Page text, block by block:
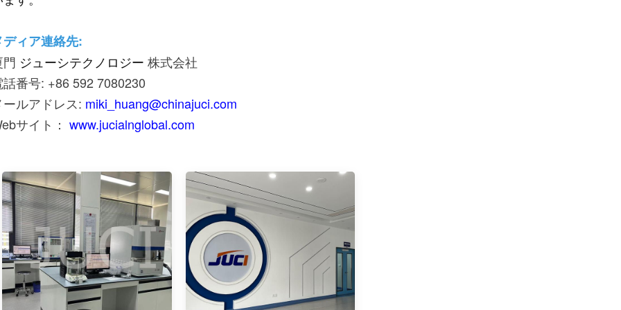
ディア連絡先:
ジューシテクノロジー 株式会社
話番号: +86 592 7080230
ールアドレス: miki_huang@chinajuci.com
サイト：www.jucialnglobal.com